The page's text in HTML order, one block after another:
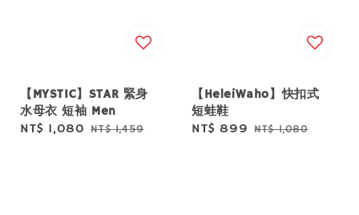
【MYSTIC】STAR 緊身
水母衣 短袖 Men
Sale
NT$ 1,080 Regular
NT$ 1,459
【HeleiWaho】快扣式
短蛙鞋
Sale
NT$ 899 Regular
NT$ 1,080